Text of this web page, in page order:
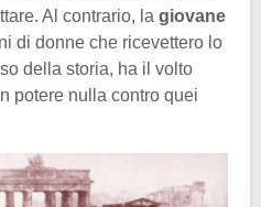
Al contrario, la giovane
di donne che ricevettero lo
della storia, ha il volto
potere nulla contro quei